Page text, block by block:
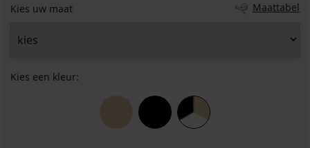
Kies uw maat Maattabel
Kies een kleur: